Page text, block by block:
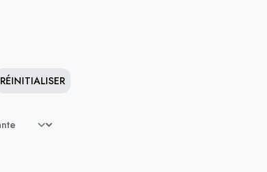
RÉINITIALISER